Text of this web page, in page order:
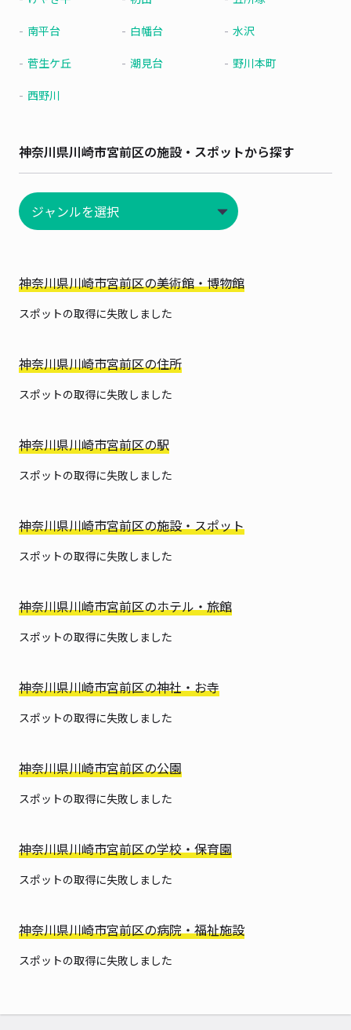
南平台 白幡台 水沢
菅生ケ丘 潮見台 野川本町
西野川
神奈川県川崎市宮前区の施設・スポットから探す
神奈川県川崎市宮前区の美術館・博物館
スポットの取得に失敗しました
神奈川県川崎市宮前区の住所
スポットの取得に失敗しました
神奈川県川崎市宮前区の駅
スポットの取得に失敗しました
神奈川県川崎市宮前区の施設・スポット
スポットの取得に失敗しました
神奈川県川崎市宮前区のホテル・旅館
スポットの取得に失敗しました
神奈川県川崎市宮前区の神社・お寺
スポットの取得に失敗しました
神奈川県川崎市宮前区の公園
スポットの取得に失敗しました
神奈川県川崎市宮前区の学校・保育園
スポットの取得に失敗しました
神奈川県川崎市宮前区の病院・福祉施設
スポットの取得に失敗しました